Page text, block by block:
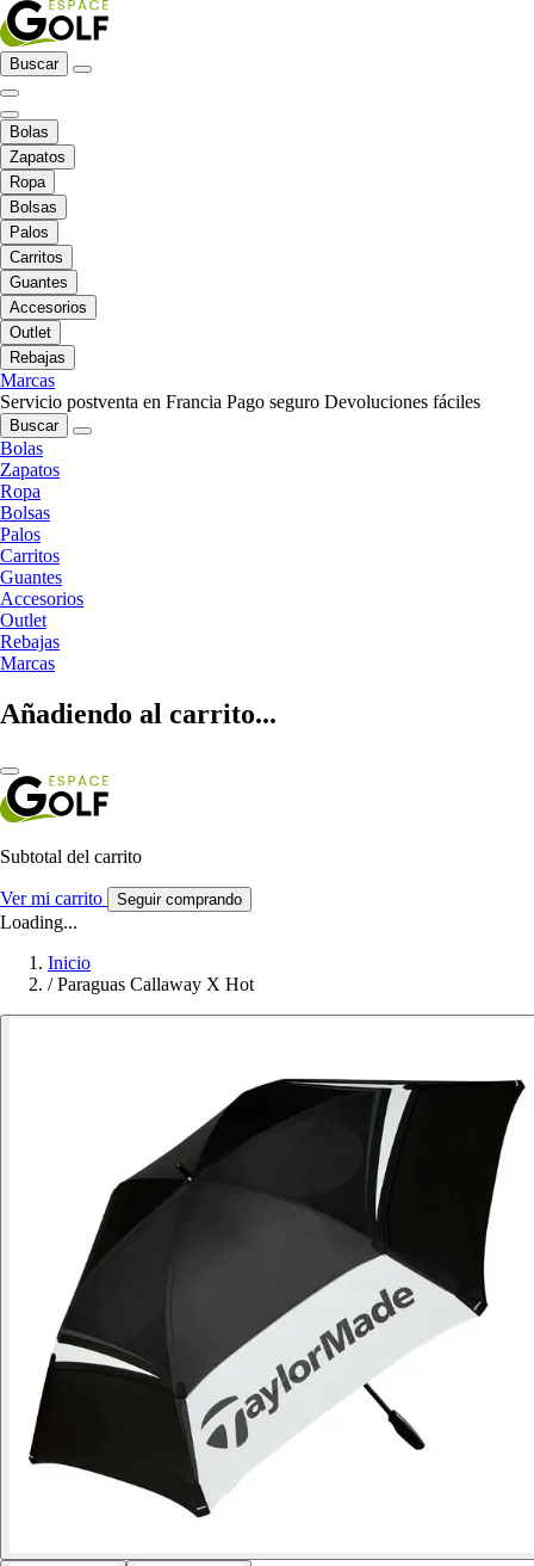
Buscar
Bolas
Zapatos
Ropa
Bolsas
Palos
Carritos
Guantes
Accesorios
Outlet
Rebajas
Marcas
Servicio postventa en Francia Pago seguro Devoluciones fáciles
Buscar
Bolas
Zapatos
Ropa
Bolsas
Palos
Carritos
Guantes
Accesorios
Outlet
Rebajas
Marcas
Añadiendo al carrito...
Subtotal del carrito
Ver mi carrito Seguir comprando
Loading...
Inicio
/ Paraguas Callaway X Hot